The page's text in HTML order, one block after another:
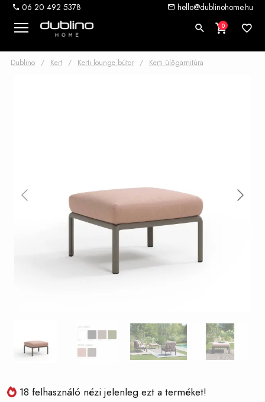
06 20 492 5378 hello@dublinohome.hu
0
Dublino / Kert / Kerti lounge bútor / Kerti ülőgarnitúra
18 felhasználó nézi jelenleg ezt a terméket!